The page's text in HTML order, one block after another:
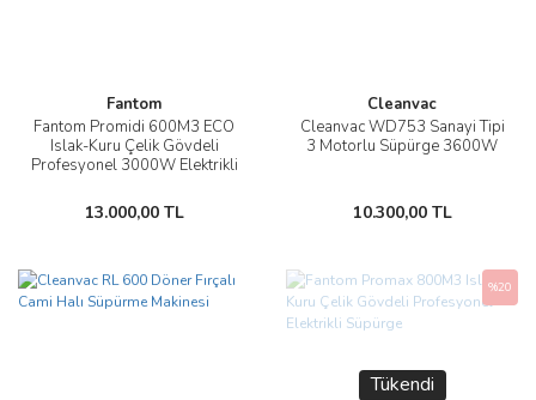
Fantom
Fantom Promidi 600M3 ECO
Islak-Kuru Çelik Gövdeli
Profesyonel 3000W Elektrikli
13.000,00 TL
Cleanvac
Cleanvac WD753 Sanayi Tipi
3 Motorlu Süpürge 3600W
10.300,00 TL
Tükendi
%20